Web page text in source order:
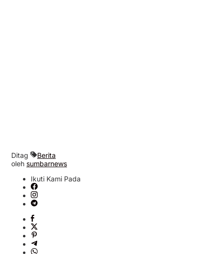
Ditag
Berita
oleh sumbarnews
Ikuti Kami Pada